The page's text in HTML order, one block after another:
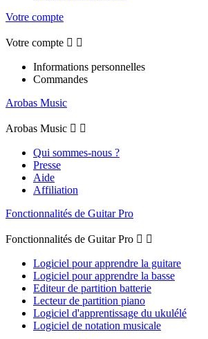
Votre compte
Votre compte  
Informations personnelles
Commandes
Arobas Music
Arobas Music  
Qui sommes-nous ?
Presse
Aide
Affiliation
Fonctionnalités de Guitar Pro
Fonctionnalités de Guitar Pro  
Logiciel pour apprendre la guitare
Logiciel pour apprendre la basse
Editeur de partition batterie
Lecteur de partition piano
Logiciel d'apprentissage du ukulélé
Logiciel de notation musicale